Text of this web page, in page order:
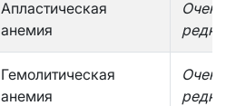
Апластическая
анемия
Очень
редко
Гемолитическая
анемия
Очень
редко